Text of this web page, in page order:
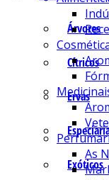
Árvores
Cítricos
Ervas
Exóticos
As